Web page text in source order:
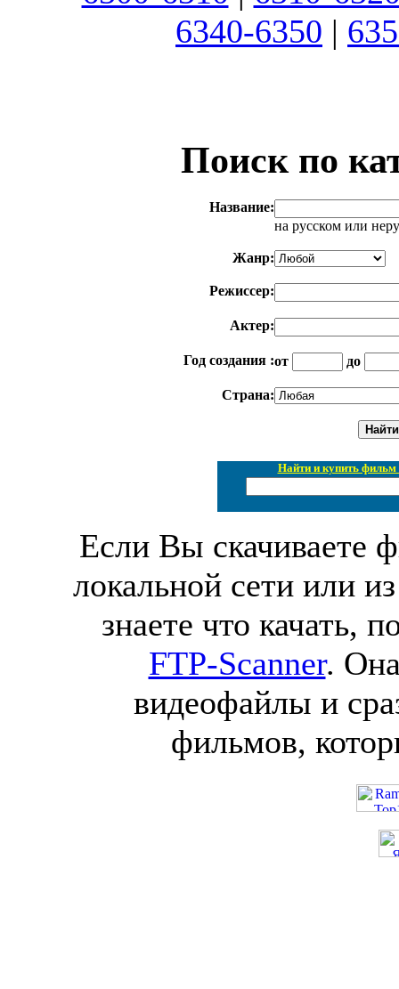
6340-6350 |
Поиск по
Название:
на русском или
Жанр:
Режиссер:
Актер:
Год создания :от до
Страна:
Найти и купить фильм
Если Вы скачиваете
локальной сети или
знаете что качать,
FTP-Scanner.
видеофайлы и
фильмов,